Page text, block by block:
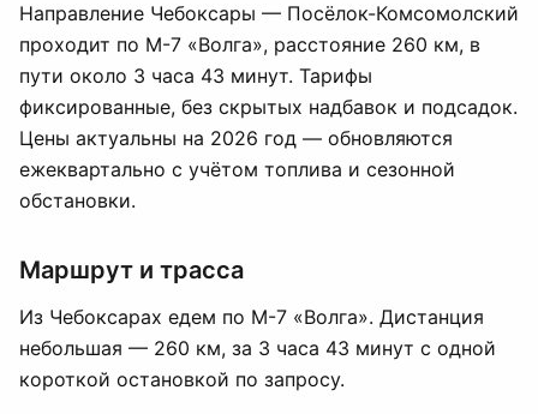
Направление Чебоксары — Посёлок-Комсомолский
проходит по М-7 «Волга», расстояние 260 км, в
пути около 3 часа 43 минут. Тарифы
фиксированные, без скрытых надбавок и подсадок.
Цены актуальны на 2026 год — обновляются
ежеквартально с учётом топлива и сезонной
обстановки.
Маршрут и трасса
Из Чебоксарах едем по М-7 «Волга». Дистанция
небольшая — 260 км, за 3 часа 43 минут с одной
короткой остановкой по запросу.